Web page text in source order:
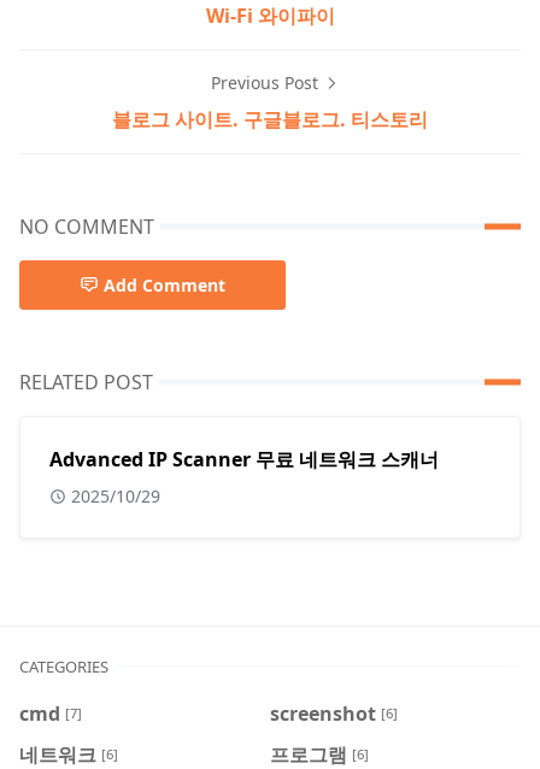
Wi-Fi 와이파이
Previous Post
블로그 사이트. 구글블로그. 티스토리
NO COMMENT
Add Comment
RELATED POST
Advanced IP Scanner 무료 네트워크 스캐너
2025/10/29
CATEGORIES
cmd [7] screenshot [6]
네트워크 [6] 프로그램 [6]